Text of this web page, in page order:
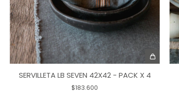
SERVILLETA LB SEVEN 42X42 - PACK X 4
$183.600